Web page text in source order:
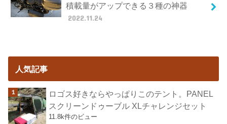
積載量がアップできる３種の神器
2022.11.24
人気記事
ロゴス好きならやっぱりこのテント。PANEL
スクリーンドゥーブル XLチャレンジセット
11.8k件のビュー